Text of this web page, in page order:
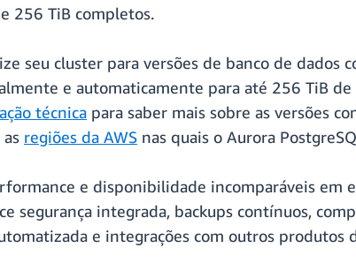
256 TiB completos.
seu cluster para versões de banco de dados
e automaticamente para até 256 TiB
técnica para saber mais sobre as versões
regiões da AWS nas quais o Aurora
e disponibilidade incomparáveis em
segurança integrada, backups contínuos,
e integrações com outros produtos